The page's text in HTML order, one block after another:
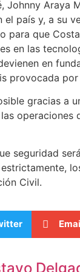
Johnny Araya
el país y, a su
para que
en las
en
provocada por
gracias a
operaciones
seguridad
Civil.